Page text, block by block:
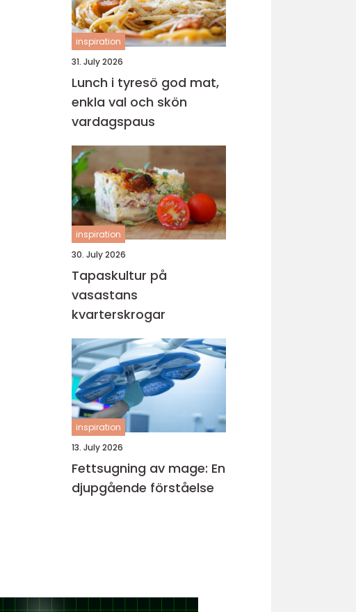
inspiration
31. July 2026
Lunch i tyresö god mat,
enkla val och skön
vardagspaus
inspiration
30. July 2026
Tapaskultur på
vasastans
kvarterskrogar
inspiration
13. July 2026
Fettsugning av mage: En
djupgående förståelse